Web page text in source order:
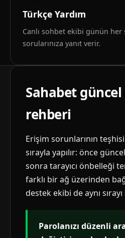
Türkçe Yardım
Canlı sohbet ekibi günün
sorularınıza yanıt verir.
Sahabet
rehberi
Erişim sorunlarının
sırayla yapılır: önce
sonra tarayıcı önbelleği
farklı bir ağ üzerinden
destek ekibi de aynı
Parolanızı düzenli